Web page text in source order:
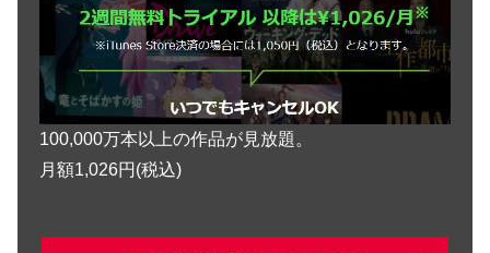
100,000万本以上の作品が見放題。
月額1,026円(税込)